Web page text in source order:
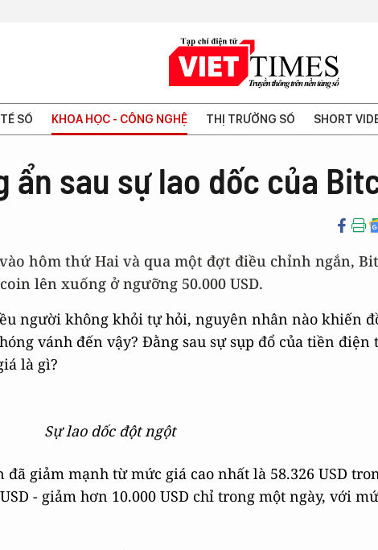
SỐ KHOA HỌC - CÔNG NGHỆ THỊ TRƯỜNG SỐ SHORT
ẩn sau sự lao dốc của
hôm thứ Hai và qua một đợt điều chỉnh ngắn,
lên xuống ở ngưỡng 50.000 USD.
người không khỏi tự hỏi, nguyên nhân nào khiến
vánh đến vậy? Đằng sau sự sụp đổ của tiền
là gì?
Sự lao dốc đột ngột
giảm mạnh từ mức giá cao nhất là 58.326 USD
- giảm hơn 10.000 USD chỉ trong một ngày, với